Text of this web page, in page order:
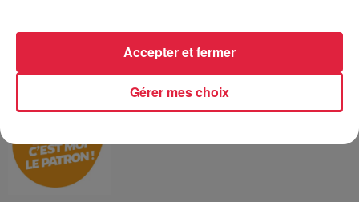
Plakar
Gérer mes choix
Accepter et fermer